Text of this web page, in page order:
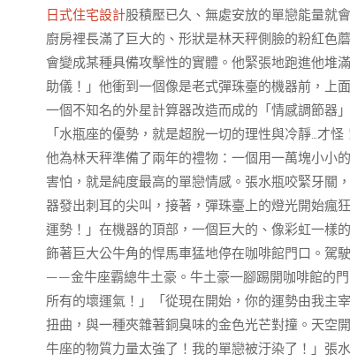
日式住宅設計股積壓已久、無處安放的單戀能量就
廚房裡長滿了巨大的、形狀是林天秤側臉的粉紅色
會變成某種具備攻擊性的實體。他緊張地跑進他堆
助儀！」他衝到一個像是老式彈珠臺的機器前，上
一個不知名的外星計算器改造而成的「情感調節器
「水瓶座的優勢，就是超脫一切的理性與冷靜…才
他為林天秤準備了兩年的禮物：一個用一萬塊小小
害怕，就是純度最高的單戀情感。張水瓶咬緊牙關
器發出刺耳的尖叫，接著，彈珠臺上的燈光開始瘋
運勢！」在機器的頂部，一個巨大的、像彩虹一樣
飾著巨大公牛角的悍馬車猛地停在咖啡館門口。駕
——金牛座霸總牛土豪。牛土豪一腳踢開咖啡館的
所有的壞運氣！」「從現在開始，你的運勢由我主
扭曲，與一種夾雜著銅臭味的金色光芒對撞。天空
牛座的物質力量太強了！我的單戀被汙染了！」張